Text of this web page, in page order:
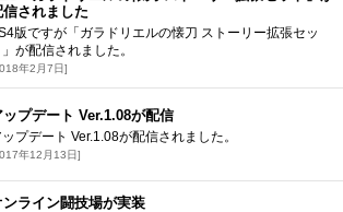
信されました
版ですが「ガラドリエルの懐刀 ストーリー拡張セッ
」が配信されました。
年2月7日]
ップデート Ver.1.08が配信
ップデート Ver.1.08が配信されました。
年12月13日]
ンライン闘技場が実装